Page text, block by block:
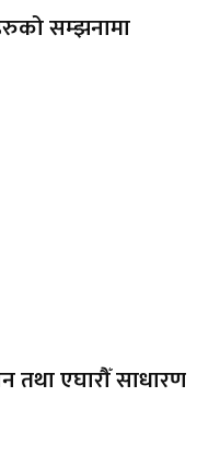
सम्झनामा
तथा एघारौँ साधारण